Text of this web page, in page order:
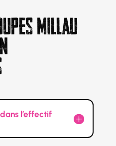
Millau
l’effectif